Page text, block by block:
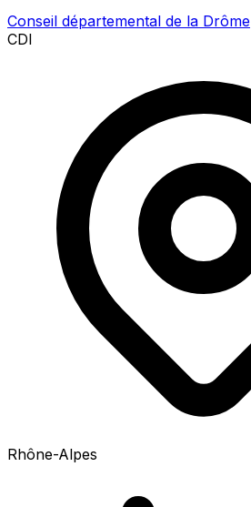
Conseil départemental de la Drôme
CDI
Rhône-Alpes